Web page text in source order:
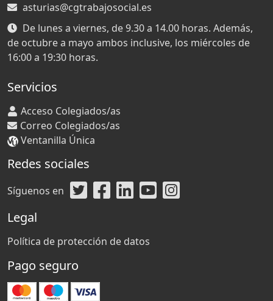
asturias@cgtrabajosocial.es
De lunes a viernes, de 9.30 a 14.00 horas. Además,
de octubre a mayo ambos inclusive, los miércoles de
16:00 a 19:30 horas.
Servicios
Acceso Colegiados/as
Correo Colegiados/as
Ventanilla Única
Redes sociales
Síguenos en
Legal
Política de protección de datos
Pago seguro